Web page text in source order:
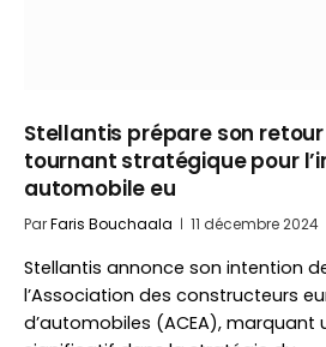
Stellantis prépare son retour
tournant stratégique pour
automobile eu
ParFaris Bouchaala 11 décembre 2024
Stellantis annonce son intention
l’Association des constructeurs
d’automobiles (ACEA), marquant